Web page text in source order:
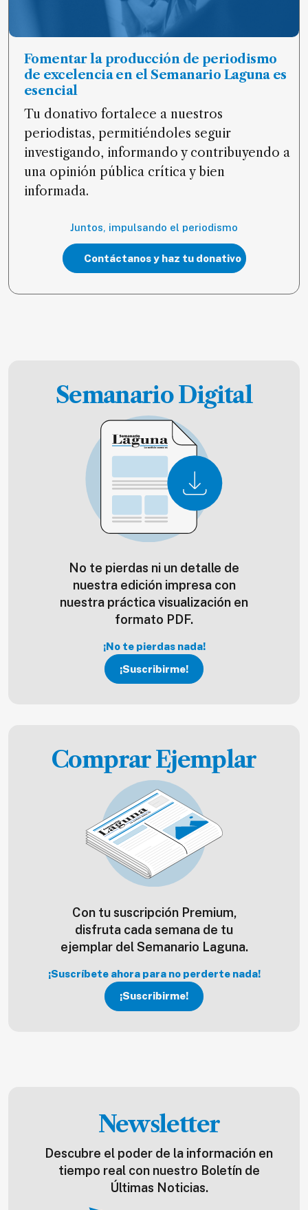
Fomentar la producción de periodismo
de excelencia en el Semanario Laguna es
esencial
Tu donativo fortalece a nuestros
periodistas, permitiéndoles seguir
investigando, informando y contribuyendo a
una opinión pública crítica y bien
informada.
Juntos, impulsando el periodismo
Contáctanos y haz tu donativo
Semanario Digital
No te pierdas ni un detalle de
nuestra edición impresa con
nuestra práctica visualización en
formato PDF.
¡No te pierdas nada!
¡Suscribirme!
Comprar Ejemplar
Con tu suscripción Premium,
disfruta cada semana de tu
ejemplar del Semanario Laguna.
¡Suscríbete ahora para no perderte nada!
¡Suscribirme!
Newsletter
Descubre el poder de la información en
tiempo real con nuestro Boletín de
Últimas Noticias.